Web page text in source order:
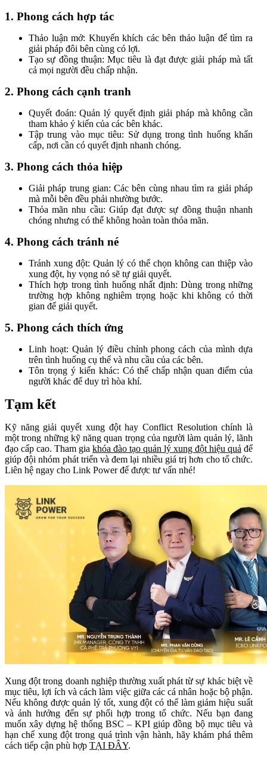
1. Phong cách hợp tác
Thảo luận mở: Khuyến khích các bên thảo luận để tìm ra
giải pháp đôi bên cùng có lợi.
Tạo sự đồng thuận: Mục tiêu là đạt được giải pháp mà tất
cả mọi người đều chấp nhận.
2. Phong cách cạnh tranh
Quyết đoán: Quản lý quyết định giải pháp mà không cần
tham khảo ý kiến của các bên khác.
Tập trung vào mục tiêu: Sử dụng trong tình huống khẩn
cấp, nơi cần có quyết định nhanh chóng.
3. Phong cách thỏa hiệp
Giải pháp trung gian: Các bên cùng nhau tìm ra giải pháp
mà mỗi bên đều phải nhường bước.
Thỏa mãn nhu cầu: Giúp đạt được sự đồng thuận nhanh
chóng nhưng có thể không hoàn toàn thỏa mãn.
4. Phong cách tránh né
Tránh xung đột: Quản lý có thể chọn không can thiệp vào
xung đột, hy vọng nó sẽ tự giải quyết.
Thích hợp trong tình huống nhất định: Dùng trong những
trường hợp không nghiêm trọng hoặc khi không có thời
gian để giải quyết.
5. Phong cách thích ứng
Linh hoạt: Quản lý điều chỉnh phong cách của mình dựa
trên tình huống cụ thể và nhu cầu của các bên.
Tôn trọng ý kiến khác: Có thể chấp nhận quan điểm của
người khác để duy trì hòa khí.
Tạm kết
Kỹ năng giải quyết xung đột hay Conflict Resolution chính là
một trong những kỹ năng quan trọng của người làm quản lý, lãnh
đạo cấp cao. Tham gia khóa đào tạo quản lý xung đột hiệu quả để
giúp đội nhóm phát triển và đem lại nhiều giá trị hơn cho tổ chức.
Liên hệ ngay cho Link Power để được tư vấn nhé!
Xung đột trong doanh nghiệp thường xuất phát từ sự khác biệt về
mục tiêu, lợi ích và cách làm việc giữa các cá nhân hoặc bộ phận.
Nếu không được quản lý tốt, xung đột có thể làm giảm hiệu suất
và ảnh hưởng đến sự phối hợp trong tổ chức. Nếu bạn đang
muốn xây dựng hệ thống BSC – KPI giúp đồng bộ mục tiêu và
hạn chế xung đột trong quá trình vận hành, hãy khám phá thêm
cách tiếp cận phù hợp TẠI ĐÂY.